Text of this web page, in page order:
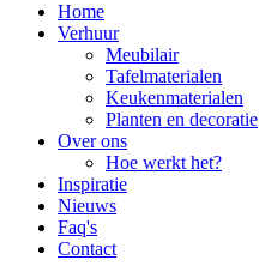
Main
navigation
Home
Verhuur
Meubilair
Tafelmaterialen
Keukenmaterialen
Planten en decoratie
Over ons
Hoe werkt het?
Inspiratie
Nieuws
Faq's
Contact